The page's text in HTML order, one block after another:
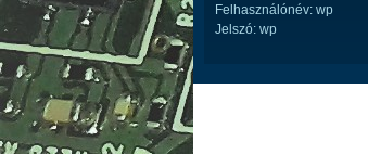
Felhasználónév: wp
Jelszó: wp